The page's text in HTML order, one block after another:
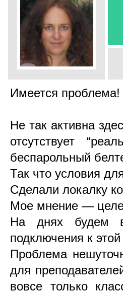
Имеется проблема!
Не так активна
отсутствует
беспарольный
Так что условия
Сделали локалку
Мое мнение —
На днях будем
подключения к этой
Проблема
для
вовсе только